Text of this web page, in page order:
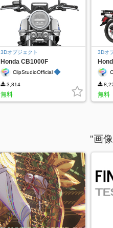
3Dオブジェクト
Honda CB1000F
ClipStudioOfficial◆
3,814
無料
3Dオ
Red
無料
"画